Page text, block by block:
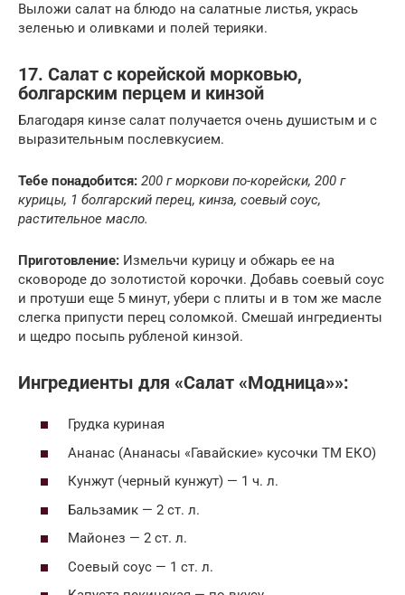
Выложи салат на блюдо на салатные листья, укрась
зеленью и оливками и полей терияки.
17. Салат с корейской морковью,
болгарским перцем и кинзой
Благодаря кинзе салат получается очень душистым и с
выразительным послевкусием.
Тебе понадобится: 200 г моркови по-корейски, 200 г
курицы, 1 болгарский перец, кинза, соевый соус,
растительное масло.
Приготовление: Измельчи курицу и обжарь ее на
сковороде до золотистой корочки. Добавь соевый соус
и протуши еще 5 минут, убери с плиты и в том же масле
слегка припусти перец соломкой. Смешай ингредиенты
и щедро посыпь рубленой кинзой.
Ингредиенты для «Салат «Модница»»:
Грудка куриная
Ананас (Ананасы «Гавайские» кусочки ТМ ЕКО)
Кунжут (черный кунжут) — 1 ч. л.
Бальзамик — 2 ст. л.
Майонез — 2 ст. л.
Соевый соус — 1 ст. л.